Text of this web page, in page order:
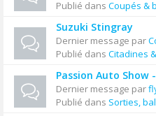
Publié dans Coupés &
Suzuki Stingray
Dernier message par
Publié dans Citadines
Passion Auto Show
Dernier message par
Publié dans Sorties,